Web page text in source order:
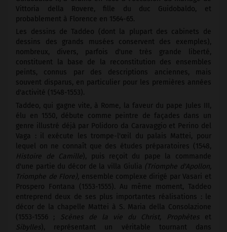
Vittoria della Rovere, fille du duc Guidobaldo, et
probablement à Florence en 1564-65.
Les dessins de Taddeo (dont la plupart des cabinets de
dessins des grands musées conservent des exemples),
nombreux, divers, parfois d'une très grande liberté,
constituent la base de la reconstitution des ensembles
peints, connus par des descriptions anciennes, mais
souvent disparus, en particulier pour les premières années
d'activité (1548-1553).
Taddeo, qui gagne vite, à Rome, la faveur du pape Jules III,
élu en 1550, débute comme peintre de façades dans un
genre illustré déjà par Polidoro da Caravaggio et Perino del
Vaga : il exécute les trompe-l'œil du palais Mattei, pour
lequel on ne connaît que des études préparatoires (1548,
Histoire de Camille), puis reçoit du pape la commande
d'une partie du décor de la villa Giulia (Triomphe d'Apollon,
Triomphe de Flore), ensemble complexe dirigé par Vasari et
Prospero Fontana (1553-1555). Au même moment, Taddeo
entreprend deux de ses plus importantes réalisations : le
décor de la chapelle Mattei à S. Maria della Consolazione
(1553-1556 ;
Scènes de la vie du Christ, Prophètes et
Sibylles), représentant un véritable tournant dans